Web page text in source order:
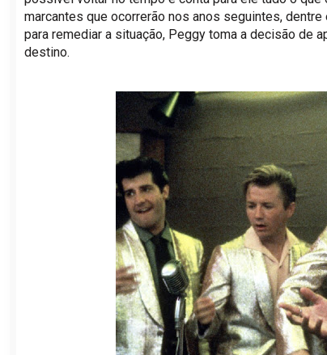
marcantes que ocorrerão nos anos seguintes,
para remediar a situação, Peggy toma a decisão de
destino.